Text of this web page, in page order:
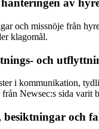
av
och missnöje från
klagomål.
och
i kommunikation,
Newsec:s sida varit
besiktningar och